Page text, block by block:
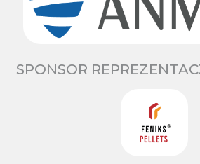
SPONSOR